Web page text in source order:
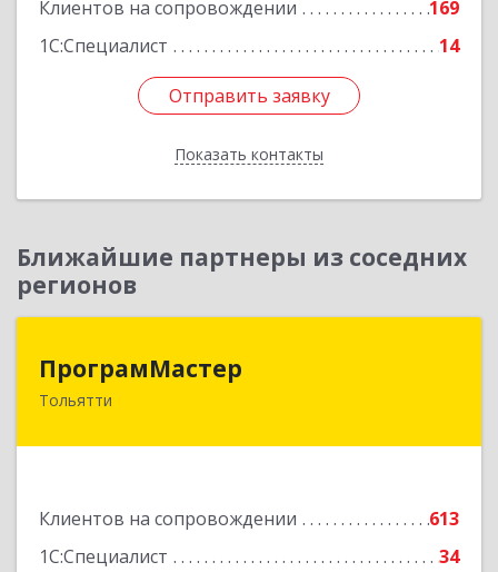
Клиентов на сопровождении
169
1С:Специалист
14
Отправить заявку
Показать контакты
Отправить заявку
Назад
Ближайшие партнеры из соседних
регионов
ПрограмМастер
Тольятти
Клиентов на сопровождении
613
1С:Специалист
34